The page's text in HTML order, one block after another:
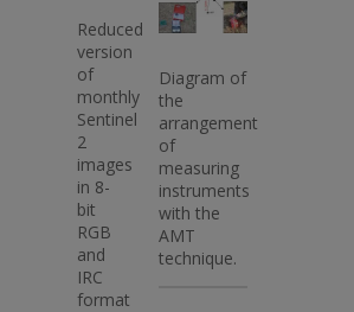
Reduced
version
of
monthly
Sentinel
2
images
in 8-
bit
RGB
and
IRC
format
Diagram of
the
arrangement
of
measuring
instruments
with the
AMT
technique.